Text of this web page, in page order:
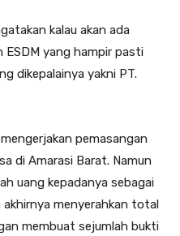
kalau akan ada
ESDM yang hampir pasti
dikepalainya yakni PT.
pemasangan
di Amarasi Barat. Namun
uang kepadanya sebagai
menyerahkan total
membuat sejumlah bukti